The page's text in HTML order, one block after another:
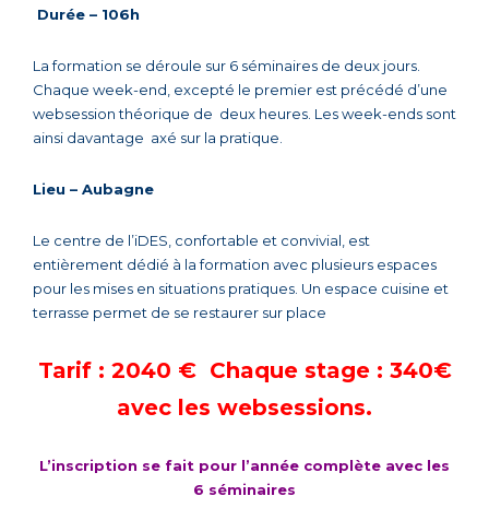
Durée – 106h
La formation se déroule sur 6 séminaires de deux jours.
Chaque week-end, excepté le premier est précédé d’une
websession théorique de deux heures. Les week-ends sont
ainsi davantage axé sur la pratique.
Lieu – Aubagne
Le centre de l’iDES, confortable et convivial, est
entièrement dédié à la formation avec plusieurs espaces
pour les mises en situations pratiques. Un espace cuisine et
terrasse permet de se restaurer sur place
Tarif : 2040 € Chaque stage : 340€
avec les websessions.
L’inscription se fait pour l’année complète avec les
6 séminaires